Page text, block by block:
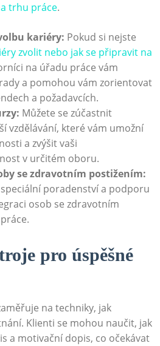
trhu práce.
kariéry: Pokud si nejste
zvolit nebo jak se připravit na
na úřadu práce vám
a pomohou vám zorientovat
a požadavcích.
Můžete se zúčastnit
vzdělávání, které vám umožní
a zvýšit vaši
v určitém oboru.
se zdravotním postižením:
poradenství a podporu
osob se zdravotním
pro úspěšné
na techniky, jak
Klienti se mohou naučit, jak
a motivační dopis, co očekávat